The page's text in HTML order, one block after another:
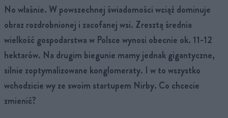
No właśnie. W powszechnej świadomości wciąż dominuje
obraz rozdrobnionej i zacofanej wsi. Zresztą średnia
wielkość gospodarstwa w Polsce wynosi obecnie ok. 11-12
hektarów. Na drugim biegunie mamy jednak gigantyczne,
silnie zoptymalizowane konglomeraty. I w to wszystko
wchodzicie wy ze swoim startupem Nirby. Co chcecie
zmienić?